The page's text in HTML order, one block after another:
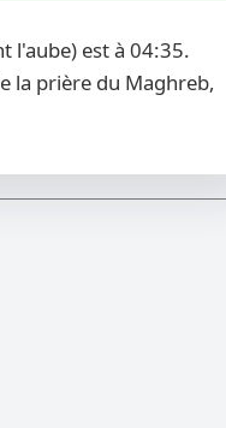
l'aube) est à 04:35.
la prière du Maghreb,